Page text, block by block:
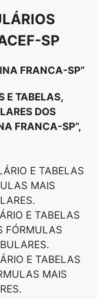
SP
FRANCA-SP”
E TABELAS,
DOS
FRANCA-SP”,
E TABELAS
MAIS
E TABELAS
FÓRMULAS
E TABELAS
MAIS